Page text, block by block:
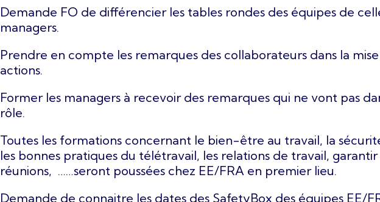
Demande FO de différencier les tables rondes des équipes de
managers.
Prendre en compte les remarques des collaborateurs dans la
actions.
Former les managers à recevoir des remarques qui ne vont pas
rôle.
Toutes les formations concernant le bien-être au travail, la
les bonnes pratiques du télétravail, les relations de travail,
réunions, ……seront poussées chez EE/FRA en premier lieu.
Demande de connaitre les dates des SafetyBox des équipes EE/